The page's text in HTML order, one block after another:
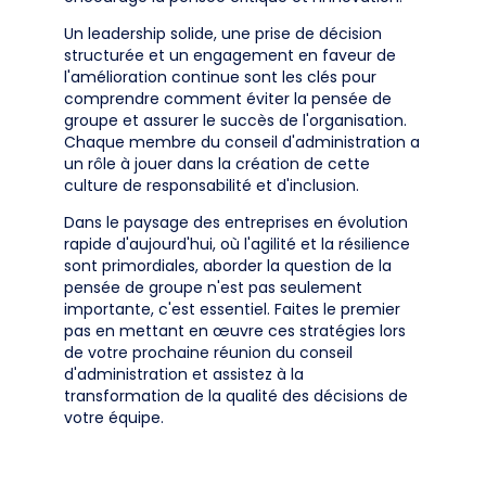
Un leadership solide, une prise de décision
structurée et un engagement en faveur de
l'amélioration continue sont les clés pour
comprendre comment éviter la pensée de
groupe et assurer le succès de l'organisation.
Chaque membre du conseil d'administration a
un rôle à jouer dans la création de cette
culture de responsabilité et d'inclusion.
Dans le paysage des entreprises en évolution
rapide d'aujourd'hui, où l'agilité et la résilience
sont primordiales, aborder la question de la
pensée de groupe n'est pas seulement
importante, c'est essentiel. Faites le premier
pas en mettant en œuvre ces stratégies lors
de votre prochaine réunion du conseil
d'administration et assistez à la
transformation de la qualité des décisions de
votre équipe.